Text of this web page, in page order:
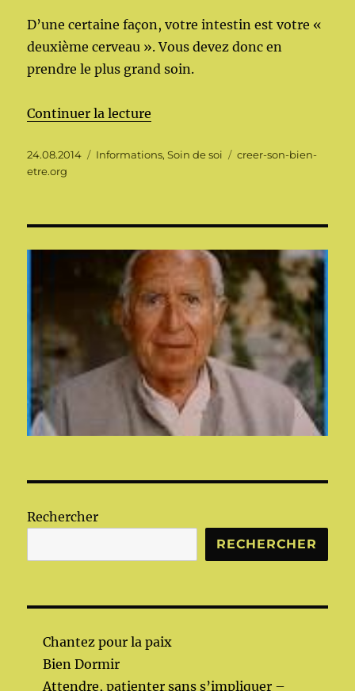
D’une certaine façon, votre intestin est votre «
deuxième cerveau ». Vous devez donc en
prendre le plus grand soin.
Continuer la lecture
Publié
le
24.08.2014 Catégories
Informations,Soin de soi Étiquettes
creer-son-bien-
etre.org
Rechercher
RECHERCHER
Chantez pour la paix
Bien Dormir
Attendre, patienter sans s’impliquer –